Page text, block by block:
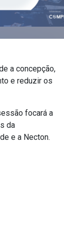
a concepção,
e reduzir os
focará a
da
e a Necton.